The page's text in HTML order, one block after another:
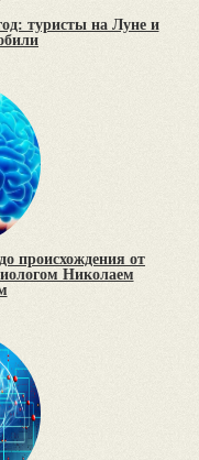
туристы на Луне и
происхождения от
Николаем